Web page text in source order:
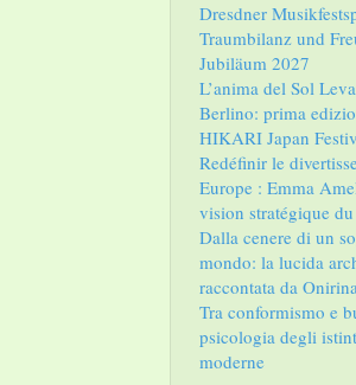
Dresdner
Traumbilanz und
Jubiläum 2027
L’anima del Sol
Berlino: prima
HIKARI Japan
Redéfinir le
Europe : Emma
vision stratégique
Dalla cenere di un
mondo: la lucida
raccontata da
Tra conformismo e
psicologia degli
moderne